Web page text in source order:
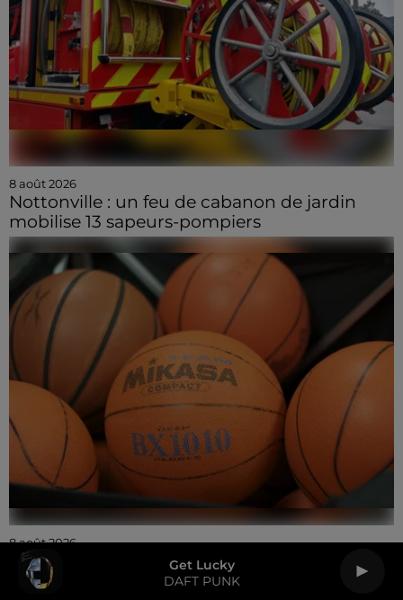
Get Lucky
DAFT PUNK
8 août 2026
Nottonville : un feu de cabanon de jardin
mobilise 13 sapeurs-pompiers
8 août 2026
Coupe de France : les basketteurs chartrains
connaissent la...